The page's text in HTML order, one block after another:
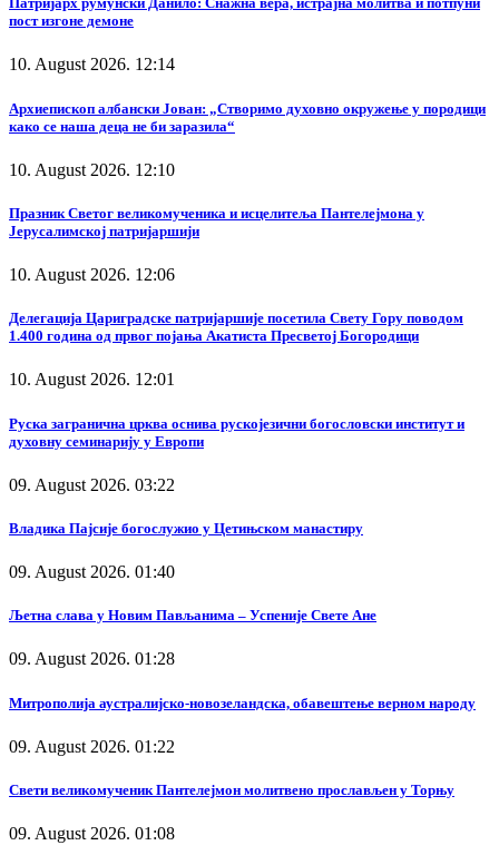
пост изгоне демоне
10. August 2026. 12:14
Архиепископ албански Јован: „Створимо духовно окружење у породици
како се наша деца не би заразила“
10. August 2026. 12:10
Празник Светог великомученика и исцелитеља Пантелејмона у
Јерусалимској патријаршији
10. August 2026. 12:06
Делегација Цариградске патријаршије посетила Свету Гору поводом
1.400 година од првог појања Акатиста Пресветој Богородици
10. August 2026. 12:01
Руска загранична црква оснива рускојезични богословски институт и
духовну семинарију у Европи
09. August 2026. 03:22
Владика Пајсије богослужио у Цетињском манастиру
09. August 2026. 01:40
Љетна слава у Новим Пављанима – Успеније Свете Ане
09. August 2026. 01:28
Митрополија аустралијско-новозеландска, обавештење верном народу
09. August 2026. 01:22
Свети великомученик Пантелејмон молитвено прослављен у Торњу
09. August 2026. 01:08